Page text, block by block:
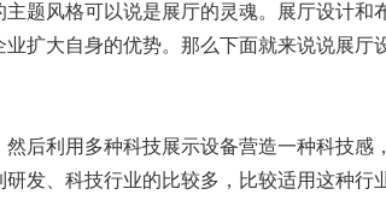
题风格可以说是展厅的灵魂。展厅设计
扩大自身的优势。那么下面就来说说展厅
后利用多种科技展示设备营造一种科技
发、科技行业的比较多，比较适用这种行